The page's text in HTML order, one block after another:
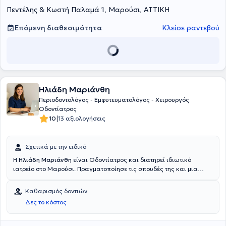
ιδιωτικό της ιατρείο προσφέρει πλήθος υπηρεσιών, εξατομικευμένες
Πεντέλης & Κωστή Παλαμά 1, Μαρούσι, ΑΤΤΙΚΗ
Επόμενη διαθεσιμότητα
Κλείσε ραντεβού
Ηλιάδη Μαριάνθη
Περιοδοντολόγος - Εμφυτευματολόγος - Χειρουργός
Οδοντίατρος
10|13 αξιολογήσεις
Σχετικά με την ειδικό
Η Ηλιάδη Μαριάνθη είναι Οδοντίατρος και διατηρεί ιδιωτικό
ιατρείο στο Μαρούσι. Πραγματοποίησε τις σπουδές της και μια
σε πανεπιστήμια της Γερμανίας. Ακόμη, ολοκλήρωσε μεταπτυχιακές
σπουδές στην περιοδοντολογία. Τέλος, διαθέτει εμπειρία έχοντας
εργαστεί σε κλινικές της Γερμανίας και του Λουξεμβούργου. Έχει
δουλέψει και ταξιδέψει με τους γιατρούς χωρίς σύνορα στο Νεπάλ.
Καθαρισμός δοντιών
Δες το κόστος